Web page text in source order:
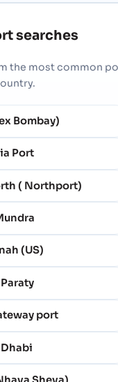
searches
the most common
Bombay)
Port
( Northport)
(US)
Paraty
port